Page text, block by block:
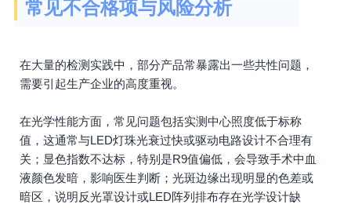
常见不合格项与风险分析
在大量的检测实践中，部分产品常暴露出一些共性问题，
需要引起生产企业的高度重视。
在光学性能方面，常见问题包括实测中心照度低于标称
值，这通常与LED灯珠光衰过快或驱动电路设计不合理有
关；显色指数不达标，特别是R9值偏低，会导致手术中血
液颜色发暗，影响医生判断；光斑边缘出现明显的色差或
暗区，说明反光罩设计或LED阵列排布存在光学设计缺